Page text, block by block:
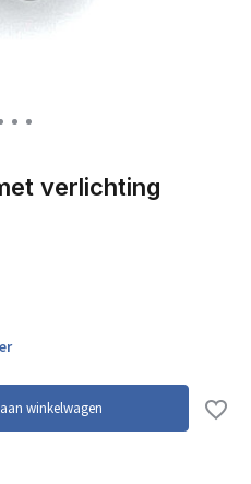
verlichting
winkelwagen